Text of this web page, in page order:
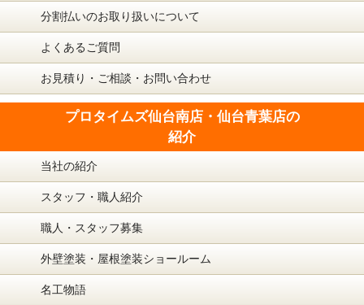
分割払いのお取り扱いについて
よくあるご質問
お見積り・ご相談・お問い合わせ
プロタイムズ仙台南店・仙台青葉店の
紹介
当社の紹介
スタッフ・職人紹介
職人・スタッフ募集
外壁塗装・屋根塗装ショールーム
名工物語